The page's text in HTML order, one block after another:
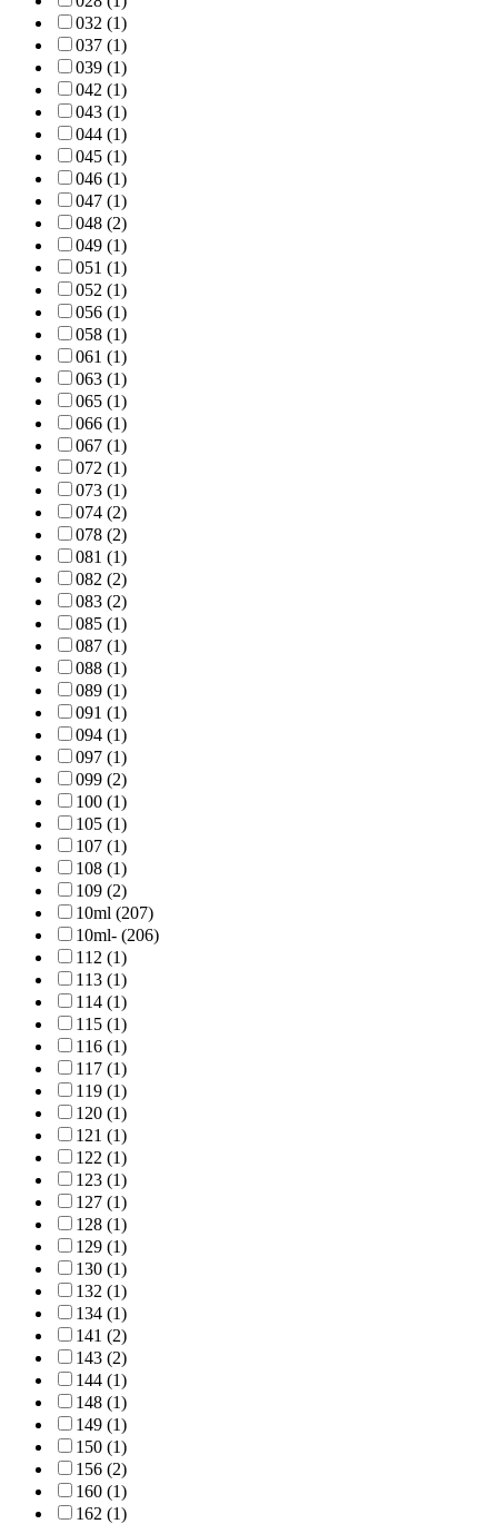
032 (1)
037 (1)
039 (1)
042 (1)
043 (1)
044 (1)
045 (1)
046 (1)
047 (1)
048 (2)
049 (1)
051 (1)
052 (1)
056 (1)
058 (1)
061 (1)
063 (1)
065 (1)
066 (1)
067 (1)
072 (1)
073 (1)
074 (2)
078 (2)
081 (1)
082 (2)
083 (2)
085 (1)
087 (1)
088 (1)
089 (1)
091 (1)
094 (1)
097 (1)
099 (2)
100 (1)
105 (1)
107 (1)
108 (1)
109 (2)
10ml (207)
10ml- (206)
112 (1)
113 (1)
114 (1)
115 (1)
116 (1)
117 (1)
119 (1)
120 (1)
121 (1)
122 (1)
123 (1)
127 (1)
128 (1)
129 (1)
130 (1)
132 (1)
134 (1)
141 (2)
143 (2)
144 (1)
148 (1)
149 (1)
150 (1)
156 (2)
160 (1)
162 (1)